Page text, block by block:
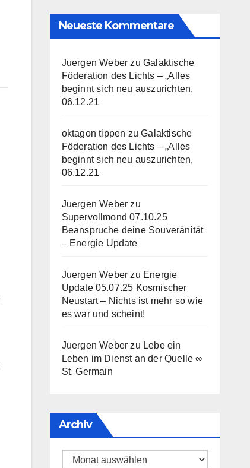
Neueste Kommentare
Juergen Weber zu Galaktische
Föderation des Lichts – „Alles
beginnt sich neu auszurichten,
06.12.21
oktagon tippen zuGalaktische
Föderation des Lichts – „Alles
beginnt sich neu auszurichten,
06.12.21
Juergen Weber zu
Supervollmond 07.10.25
Beanspruche deine Souveränität
– Energie Update
Juergen Weber zu Energie
Update 05.07.25 Kosmischer
Neustart – Nichts ist mehr so wie
es war und scheint!
Juergen Weber zu Lebe ein
Leben im Dienst an der Quelle ∞
St. Germain
Archiv
Archiv